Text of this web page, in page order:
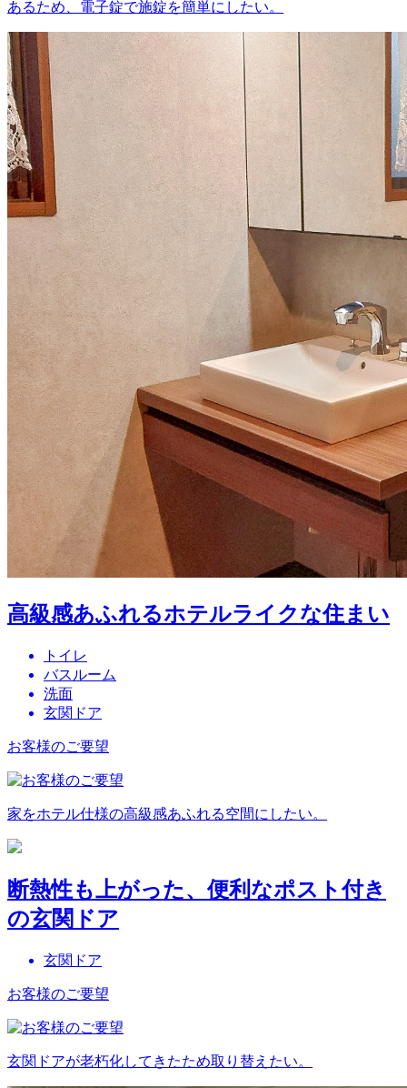
あるため、電子錠で施錠を簡単にしたい。
高級感あふれるホテルライクな住まい
トイレ
バスルーム
洗面
玄関ドア
お客様のご要望
家をホテル仕様の高級感あふれる空間にしたい。
断熱性も上がった、便利なポスト付き
の玄関ドア
玄関ドア
お客様のご要望
玄関ドアが老朽化してきたため取り替えたい。